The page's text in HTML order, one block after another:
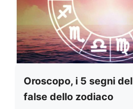
Oroscopo, i 5 segni
false dello zodiaco